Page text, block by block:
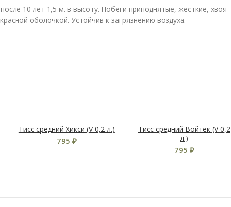
10 лет 1,5 м. в высоту. Побеги приподнятые, жесткие, хвоя
оболочкой. Устойчив к загрязнению воздуха.
Тисс средний Хикси (V 0,2 л.)
795 ₽
Тисс средний Войтек (V 0,2
л.)
795 ₽